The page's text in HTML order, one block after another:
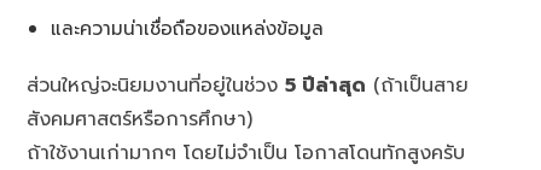
และความน่าเชื่อถือของแหล่งข้อมูล
ส่วนใหญ่จะนิยมงานที่อยู่ในช่วง5 ปีล่าสุด (ถ้าเป็นสาย
สังคมศาสตร์หรือการศึกษา)
ถ้าใช้งานเก่ามากๆ โดยไม่จำเป็น โอกาสโดนทักสูงครับ